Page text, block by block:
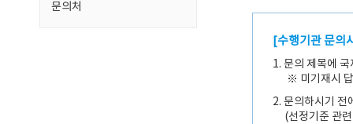
문의처
[수행기관 문의
1. 문의 제목에
※ 미기재시 답
2. 문의하시기 전
(선정기준 관련